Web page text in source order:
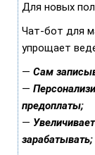
Для новых
Чат-бот для
упрощает
— Сам
—
предоплаты;
—
зарабатывать;